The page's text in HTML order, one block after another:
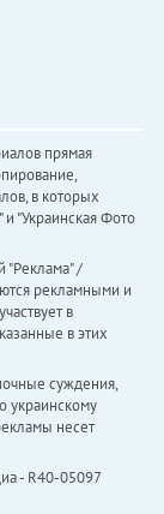
прямая
в которых
и "Украинская Фото
"Реклама" /
рекламными и
в
в этих
суждения,
украинскому
несет
- R40-05097